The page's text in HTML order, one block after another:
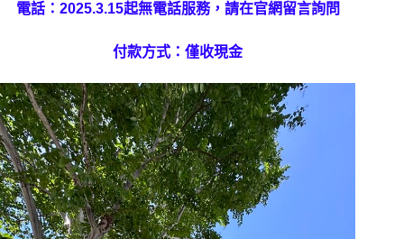
電話：2025.3.15起無電話服務，請在官網留言詢問
付款方式：僅收現金